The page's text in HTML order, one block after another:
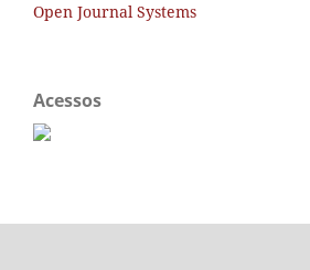
Open Journal Systems
Acessos